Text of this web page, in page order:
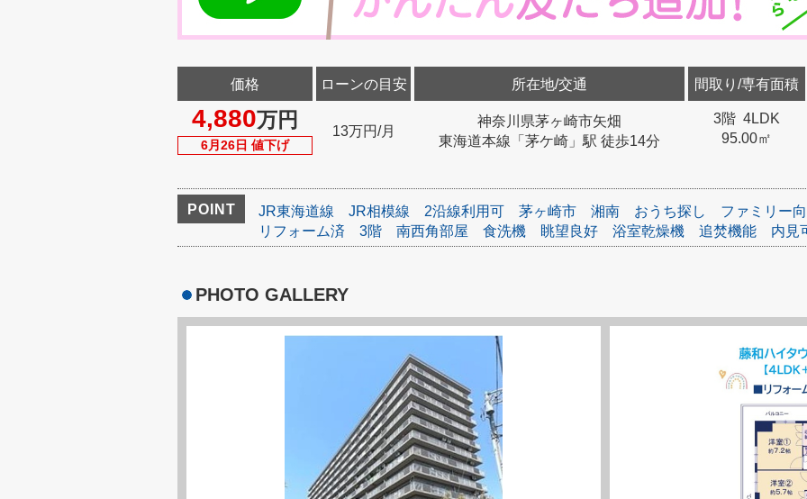
価格
4,880万円
6月26日 値下げ
ローンの目安
13万円/月
所在地/交通
神奈川県茅ヶ崎市矢畑
東海道本線「茅ケ崎」駅 徒歩14分
間取り/専有面積
3階 4LDK
95.00㎡
POINT JR東海道線 JR相模線 2沿線利用可 茅ヶ崎市 湘南 おうち探し
ファミリー
リフォーム済
3階 南西角部屋 食洗機 眺望良好 浴室乾燥機 追焚機能 内見
PHOTO GALLERY